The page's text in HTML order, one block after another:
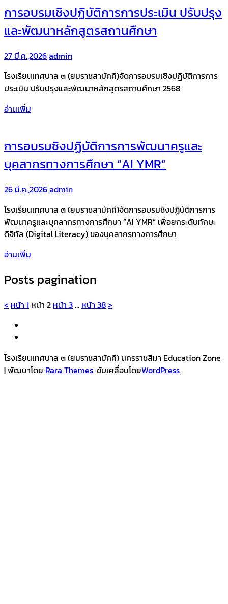
การอบรมเชิงปฏิบัติการการประเมิน ปรับปรุง
และพัฒนาหลักสูตรสถานศึกษา
27 มี.ค.,2026admin
โรงเรียนเทศบาล ๓ (ยมราชสามัคคี)จัดการอบรมเชิงปฏิบัติการการ
ประเมิน ปรับปรุงและพัฒนาหลักสูตรสถานศึกษา 2568
อ่านเพิ่ม
การอบรมชิงปฏิบัติการการพัฒนาครูและ
บุคลากรทางการศึกษา “AI YMR”
26 มี.ค.,2026admin
โรงเรียนเทศบาล ๓ (ยมราชสามัคคี)จัดการอบรมชิงปฏิบัติการการ
พัฒนาครูและบุคลากรทางการศึกษา “AI YMR” เพื่อยกระดับทักษะ
ดิจิทัล (Digital Literacy) ของบุคลากรทางการศึกษา
อ่านเพิ่ม
Posts pagination
< หน้า 1 หน้า 2 หน้า 3… หน้า 38>
โรงเรียนเทศบาล ๓ (ยมราชสามัคคี) นครราชสีมา Education Zone
| พัฒนาโดย Rara Themes. ขับเคลื่อนโดยWordPress